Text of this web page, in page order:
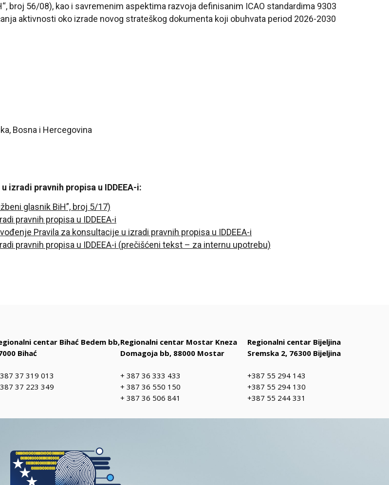
broj 56/08), kao i savremenim aspektima razvoja definisanim ICAO standardima 9303
aktivnosti oko izrade novog strateškog dokumenta koji obuhvata period 2026-2030
Bosna i Hercegovina
izradi pravnih propisa u IDDEEA-i:
glasnik BiH”, broj 5/17)
pravnih propisa u IDDEEA-i
Pravila za konsultacije u izradi pravnih propisa u IDDEEA-i
pravnih propisa u IDDEEA-i (prečišćeni tekst – za internu upotrebu)
centar Bihać Bedem bb,
Bihać
37 319 013
37 223 349
Regionalni centar Mostar Kneza
Domagoja bb, 88000 Mostar
+ 387 36 333 433
+ 387 36 550 150
+ 387 36 506 841
Regionalni centar Bijeljina
Sremska 2, 76300 Bijeljina
+387 55 294 143
+387 55 294 130
+387 55 244 331